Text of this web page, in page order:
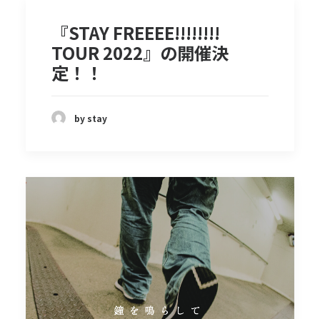
『STAY FREEEE!!!!!!!!
TOUR 2022』の開催決
定！！
by stay